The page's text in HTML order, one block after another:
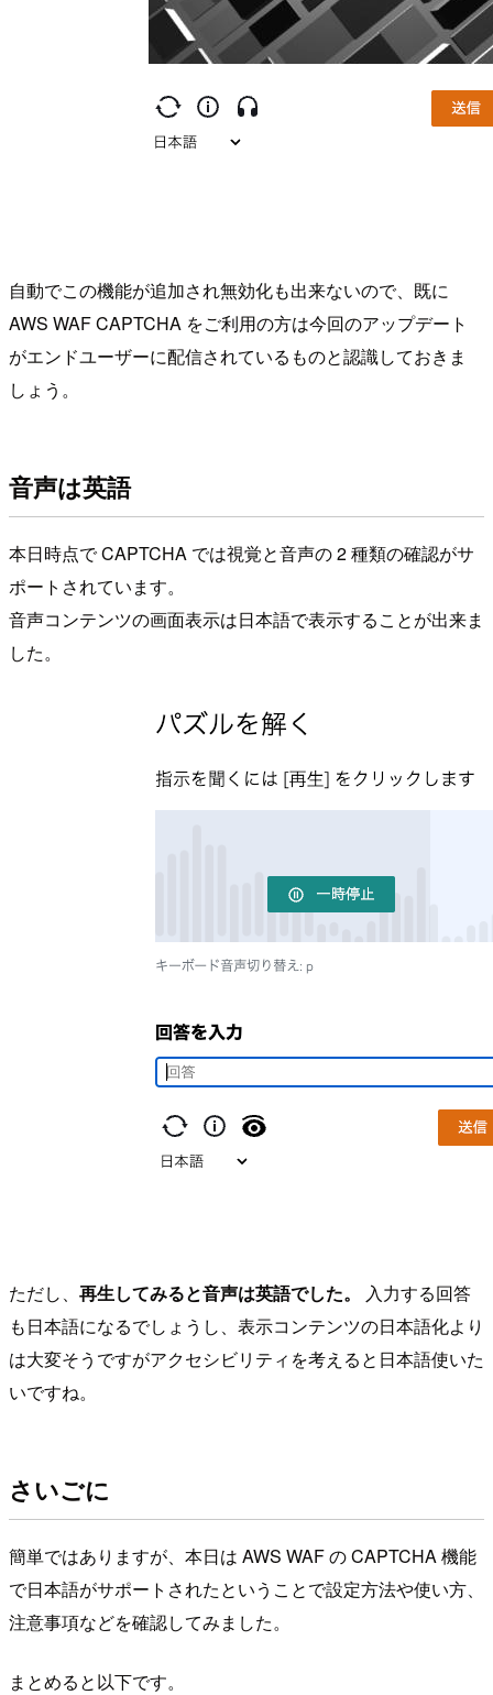
自動でこの機能が追加され無効化も出来ないので、既に
AWS WAF CAPTCHA をご利用の方は今回のアップデート
がエンドユーザーに配信されているものと認識しておきま
しょう。
音声は英語
本日時点で CAPTCHA では視覚と音声の 2 種類の確認がサ
ポートされています。
音声コンテンツの画面表示は日本語で表示することが出来ま
した。
ただし、 再生してみると音声は英語でした。
入力する回答
も日本語になるでしょうし、表示コンテンツの日本語化より
は大変そうですがアクセシビリティを考えると日本語使いた
いですね。
さいごに
簡単ではありますが、本日は AWS WAF の CAPTCHA 機能
で日本語がサポートされたということで設定方法や使い方、
注意事項などを確認してみました。
まとめると以下です。